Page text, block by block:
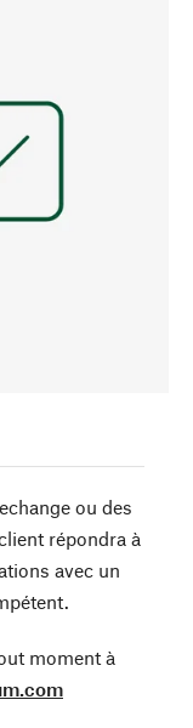
ou des
répondra à
avec un
moment à